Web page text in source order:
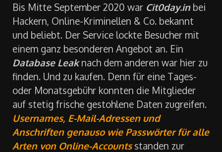
Bis Mitte September 2020 war Cit0day.inbei
Hackern, Online-Kriminellen & Co. bekannt
und beliebt. Der Service lockte Besucher mit
einem ganz besonderen Angebot an. Ein
Database Leaknach dem anderen war hier zu
finden. Und zu kaufen. Denn für eine Tages-
oder Monatsgebühr konnten die Mitglieder
auf stetig frische gestohlene Daten zugreifen.
Usernames, E-Mail-Adressen und
Anschriften genauso wie Passwörter für alle
Arten von Online-Accountsstanden zur